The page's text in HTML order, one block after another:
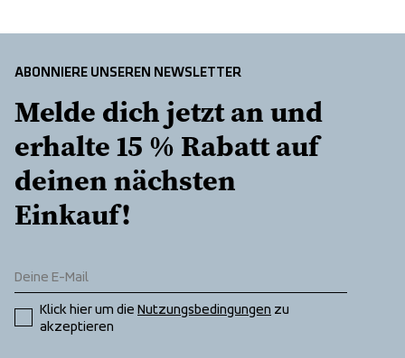
ABONNIERE UNSEREN NEWSLETTER
Melde dich jetzt an und
erhalte 15 % Rabatt auf
deinen nächsten
Einkauf!
Klick hier um die Nutzungsbedingungen zu
akzeptieren